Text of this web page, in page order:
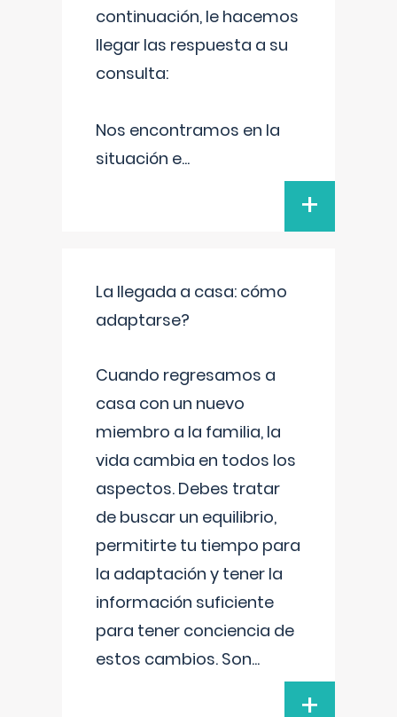
continuación, le hacemos
llegar las respuesta a su
consulta:
Nos encontramos en la
situación e...
+
La llegada a casa: cómo
adaptarse?
Cuando regresamos a
casa con un nuevo
miembro a la familia, la
vida cambia en todos los
aspectos. Debes tratar
de buscar un equilibrio,
permitirte tu tiempo para
la adaptación y tener la
información suficiente
para tener conciencia de
estos cambios. Son...
+